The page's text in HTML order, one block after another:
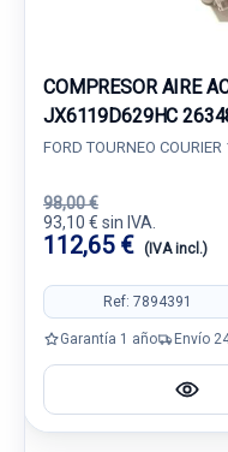
COMPRESOR AIRE
JX6119D629HC
FORD TOURNEO COURIER
98,00 €
93,10 € sin IVA.
112,65 € (IVA incl.)
Ref: 7894391
Garantía 1 año Envío